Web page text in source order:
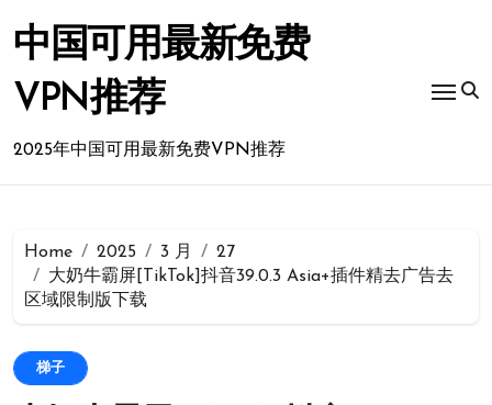
to
content
中国可用最新免费
VPN推荐
2025年中国可用最新免费VPN推荐
Home 2025 3 月
27
大奶牛霸屏[TikTok]抖音39.0.3 Asia+插件精去广告去
区域限制版下载
梯子